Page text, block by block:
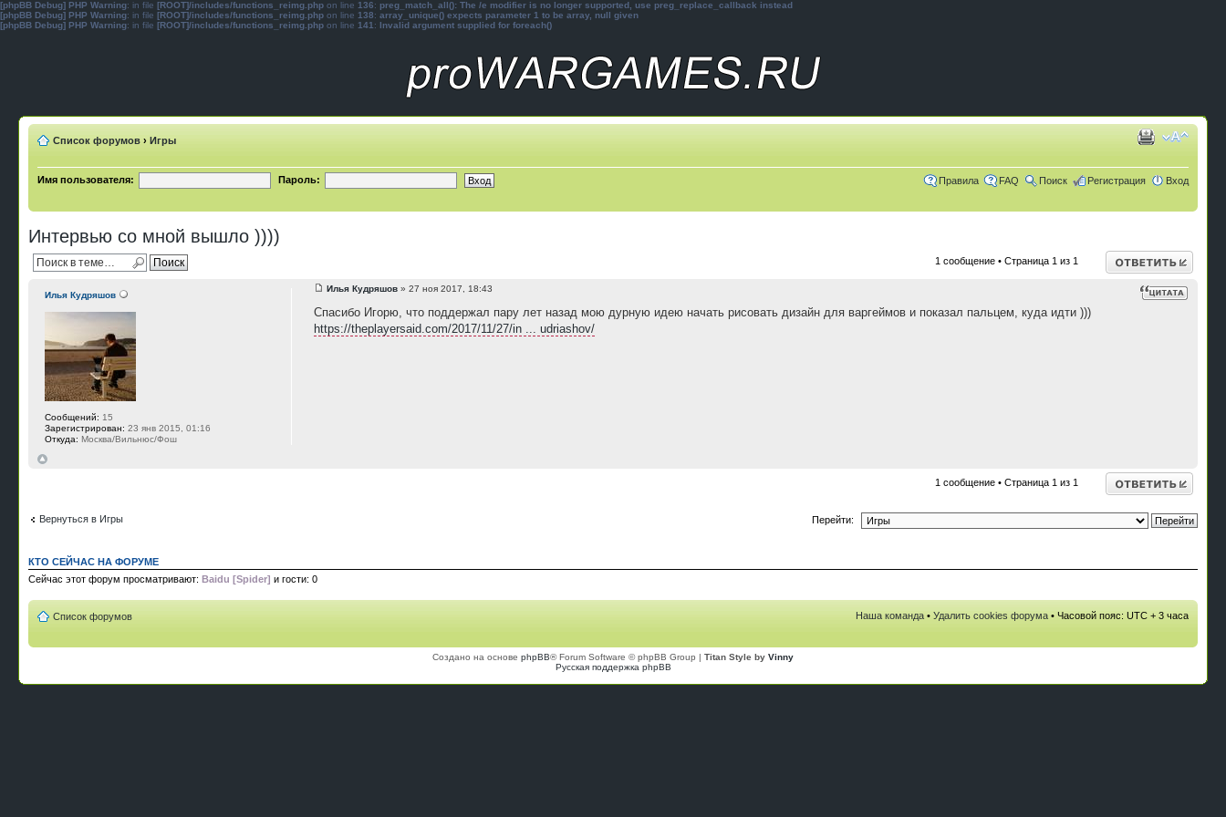
[phpBB Debug] PHP Warning: in file [ROOT]/includes/functions_reimg.php on line 136: preg_match_all(): The /e modifier is no longer supported, use preg_replace_callback instead
[phpBB Debug] PHP Warning: in file [ROOT]/includes/functions_reimg.php on line 138: array_unique() expects parameter 1 to be array, null given
[phpBB Debug] PHP Warning: in file [ROOT]/includes/functions_reimg.php on line 141 : Invalid argument supplied for foreach()
Список форумов › Игры
Правила FAQ Поиск Регистрация Вход
Имя пользователя: Пароль:
Интервью со мной вышло ))))
Ответить
1 сообщение • Страница 1 из 1
Илья Кудряшов» 27 ноя 2017, 18:43
Спасибо Игорю, что поддержал пару лет назад мою дурную идею начать рисовать дизайн для варгеймов и показал пальцем, куда идти )))
https://theplayersaid.com/2017/11/27/in ... udriashov/
Илья Кудряшов
Сообщений: 15
Зарегистрирован: 23 янв 2015, 01:16
Откуда: Москва/Вильнюс/Фош
Ответить
1 сообщение • Страница 1 из 1
Вернуться в Игры Перейти:
КТО СЕЙЧАС НА ФОРУМЕ
Сейчас этот форум просматривают: Baidu [Spider] и гости: 0
Список форумов Наша команда • Удалить cookies форума • Часовой пояс: UTC + 3 часа
Создано на основе phpBB® Forum Software © phpBB Group | Titan Style by Vinny
Русская поддержка phpBB